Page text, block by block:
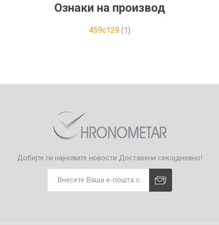
Ознаки на производ
459c129 (1)
Добијте ги најновите новости Доставени секојдневно!